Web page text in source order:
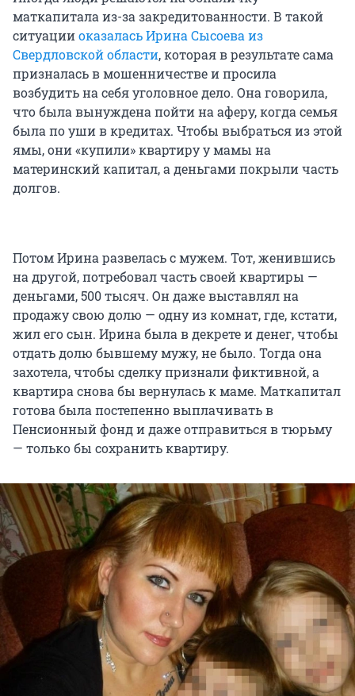
маткапитала из-за закредитованности. В такой
ситуацииоказалась Ирина Сысоева из
Свердловской области, которая в результате сама
призналась в мошенничестве и просила
возбудить на себя уголовное дело. Она говорила,
что была вынуждена пойти на аферу, когда семья
была по уши в кредитах. Чтобы выбраться из этой
ямы, они «купили» квартиру у мамы на
материнский капитал, а деньгами покрыли часть
долгов.
Потом Ирина развелась с мужем. Тот, женившись
на другой, потребовал часть своей квартиры —
деньгами, 500 тысяч. Он даже выставлял на
продажу свою долю — одну из комнат, где, кстати,
жил его сын. Ирина была в декрете и денег, чтобы
отдать долю бывшему мужу, не было. Тогда она
захотела, чтобы сделку признали фиктивной, а
квартира снова бы вернулась к маме. Маткапитал
готова была постепенно выплачивать в
Пенсионный фонд и даже отправиться в тюрьму
— только бы сохранить квартиру.